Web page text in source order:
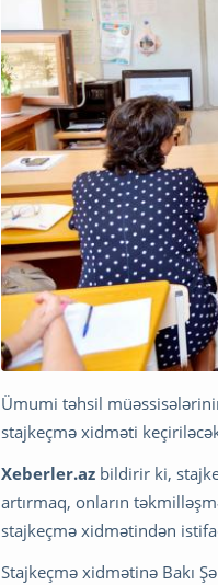
Ümumi təhsil
stajkeçmə xidməti
Xeberler.az bildirir ki,
artırmaq, onların
stajkeçmə xidmətindən
Stajkeçmə xidmətinə Bakı